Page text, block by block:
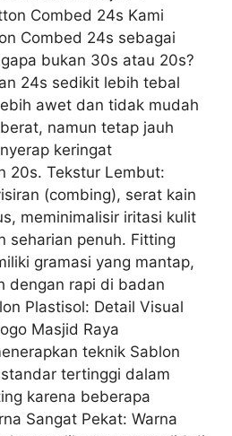
Combed 24s Kami
Combed 24s sebagai
bukan 30s atau 20s?
24s sedikit lebih tebal
awet dan tidak mudah
namun tetap jauh
keringat
20s. Tekstur Lembut:
(combing), serat kain
meminimalisir iritasi kulit
seharian penuh. Fitting
gramasi yang mantap,
dengan rapi di badan
Plastisol: Detail Visual
Masjid Raya
teknik Sablon
tertinggi dalam
karena beberapa
Sangat Pekat: Warna